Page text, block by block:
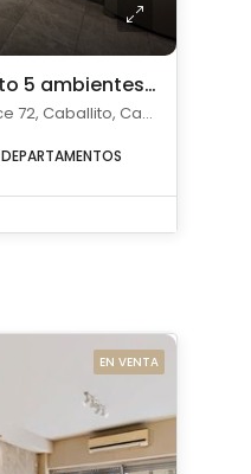
Venta departamento 5 ambientes c/ cochera en Caballito
Pasaje Florencio Balcarce 72, Caballito, Capital Federal
DEPARTAMENTOS
EN VENTA